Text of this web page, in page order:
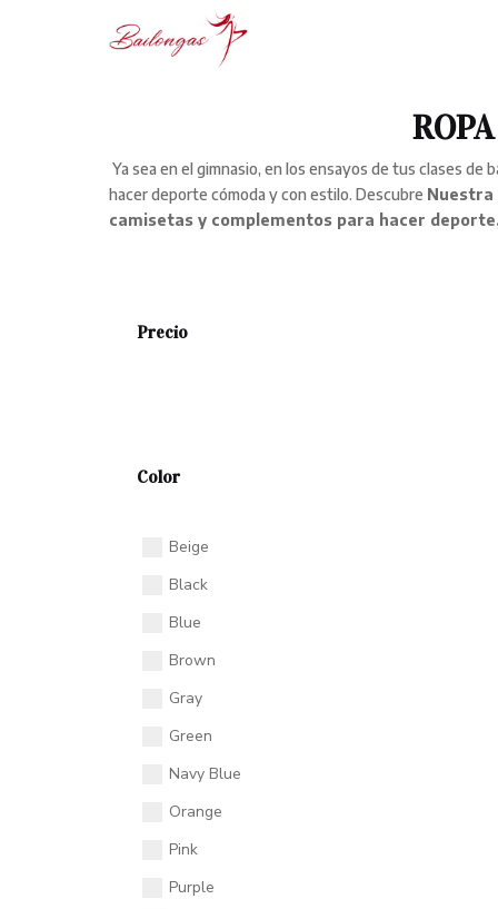
Ya sea en el gimnasio, en los ensayos de tus clases
hacer deporte cómoda y con estilo. Descubre Nuestra
camisetas y complementos para hacer
Precio
Color
Beige
Black
Blue
Brown
Gray
Green
Navy Blue
Orange
Pink
Purple